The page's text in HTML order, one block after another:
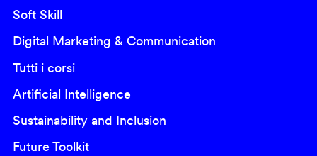
Soft Skill
Digital Marketing & Communication
Tutti i corsi
Artificial Intelligence
Sustainability and Inclusion
Future Toolkit